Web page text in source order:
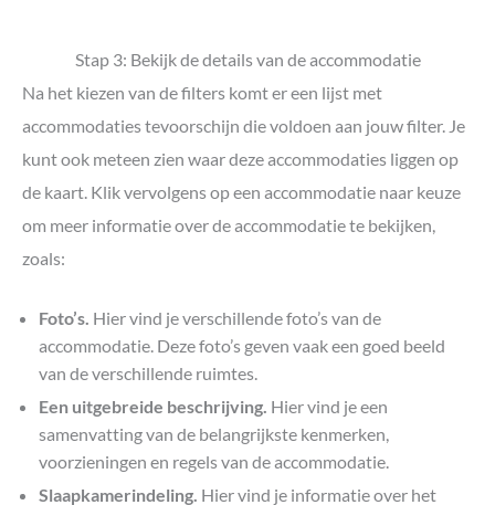
Stap 3: Bekijk de details van de accommodatie
Na het kiezen van de filters komt er een lijst met
accommodaties tevoorschijn die voldoen aan jouw filter. Je
kunt ook meteen zien waar deze accommodaties liggen op
de kaart. Klik vervolgens op een accommodatie naar keuze
om meer informatie over de accommodatie te bekijken,
zoals:
Foto’s. Hier vind je verschillende foto’s van de
accommodatie. Deze foto’s geven vaak een goed beeld
van de verschillende ruimtes.
Een uitgebreide beschrijving. Hier vind je een
samenvatting van de belangrijkste kenmerken,
voorzieningen en regels van de accommodatie.
Slaapkamerindeling. Hier vind je informatie over het